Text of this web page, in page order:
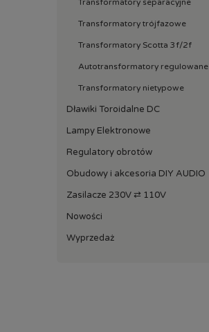
Transformatory trójfazowe
Transformatory Scotta 3f/2f
Autotransformatory regulowane
Transformatory nietypowe
Dławiki Toroidalne DC
Lampy Elektronowe
Regulatory obrotów
Obudowy i akcesoria DIY AUDIO
Zasilacze 230V ⇄ 110V
Nowości
Wyprzedaż